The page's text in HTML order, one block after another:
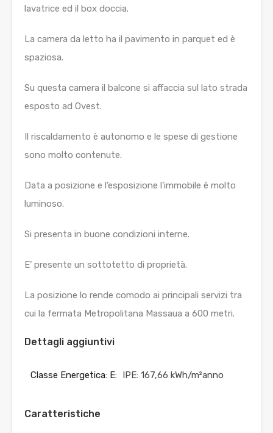
lavatrice ed il box doccia.
La camera da letto ha il pavimento in parquet ed è
spaziosa.
Su questa camera il balcone si affaccia sul lato strada
esposto ad Ovest.
Il riscaldamento è autonomo e le spese di gestione
sono molto contenute.
Data a posizione e l’esposizione l’immobile è molto
luminoso.
Si presenta in buone condizioni interne.
E’ presente un sottotetto di proprietà.
La posizione lo rende comodo ai principali servizi tra
cui la fermata Metropolitana Massaua a 600 metri.
Dettagli aggiuntivi
Classe Energetica: E: IPE: 167,66 kWh/m²anno
Caratteristiche